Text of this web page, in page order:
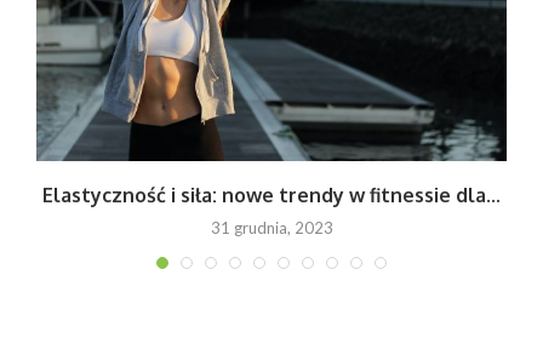
Elastyczność i siła: nowe trendy w fitnessie dla...
31 grudnia, 2023